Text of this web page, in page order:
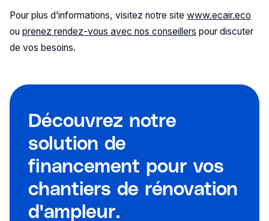
Pour plus d’informations, visitez notre site www.ecair.eco
ou prenez rendez-vous avec nos conseillers pour discuter
de vos besoins.
Découvrez notre
solution de
financement pour vos
chantiers de rénovation
d'ampleur.